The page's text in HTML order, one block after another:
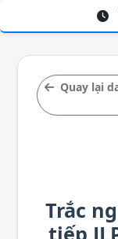
Quay lại
Trắc
tiếp